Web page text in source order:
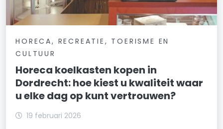
HORECA, RECREATIE, TOERISME EN
CULTUUR
Horeca koelkasten kopen in
Dordrecht: hoe kiest u kwaliteit waar
u elke dag op kunt vertrouwen?
19 februari 2026